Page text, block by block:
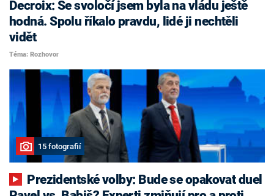
Decroix: Se svoločí jsem byla na vládu ještě
hodná. Spolu říkalo pravdu, lidé ji nechtěli
vidět
Téma: Rozhovor
15 fotografií